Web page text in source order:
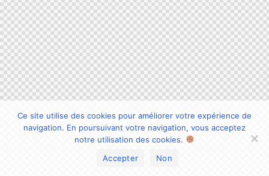
Ce site utilise des cookies pour améliorer votre expérience de
navigation. En poursuivant votre navigation, vous acceptez
notre utilisation des cookies.
Accepter
Non